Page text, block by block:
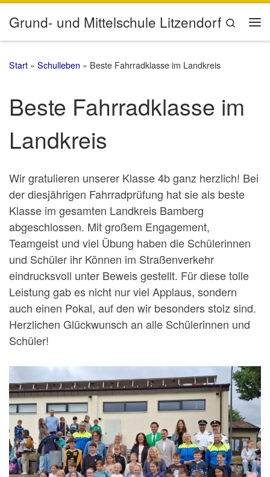
Zum Inhalt springen
Grund- und Mittelschule Litzendorf
Search
Start » Schulleben » Beste Fahrradklasse im Landkreis
Beste Fahrradklasse im
Landkreis
Wir gratulieren unserer Klasse 4b ganz herzlich! Bei
der diesjährigen Fahrradprüfung hat sie als beste
Klasse im gesamten Landkreis Bamberg
abgeschlossen. Mit großem Engagement,
Teamgeist und viel Übung haben die Schülerinnen
und Schüler ihr Können im Straßenverkehr
eindrucksvoll unter Beweis gestellt. Für diese tolle
Leistung gab es nicht nur viel Applaus, sondern
auch einen Pokal, auf den wir besonders stolz sind.
Herzlichen Glückwunsch an alle Schülerinnen und
Schüler!